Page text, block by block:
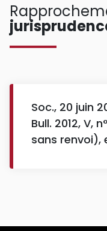
Soc., 20 juin
Bull. 2012, V,
sans renvoi),